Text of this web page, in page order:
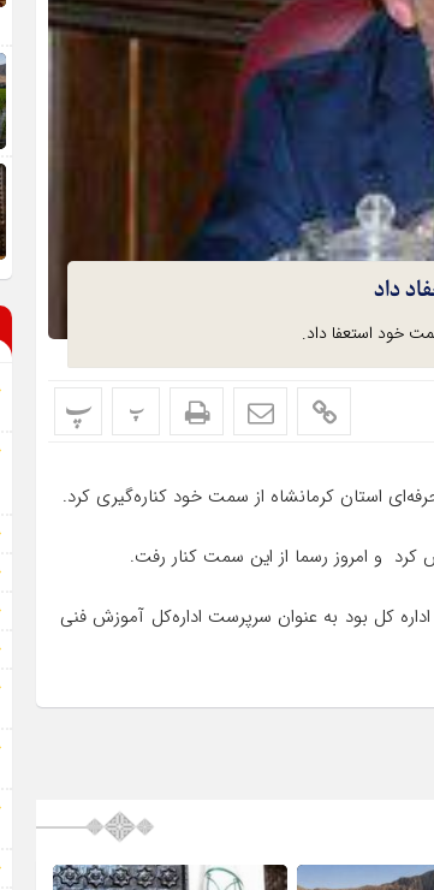
داد
خود استعفا داد.
پ پ
استان کرمانشاه از سمت خود کناره‌گیری کرد.
کل بود به عنوان سرپرست اداره‌کل آموزش فنی